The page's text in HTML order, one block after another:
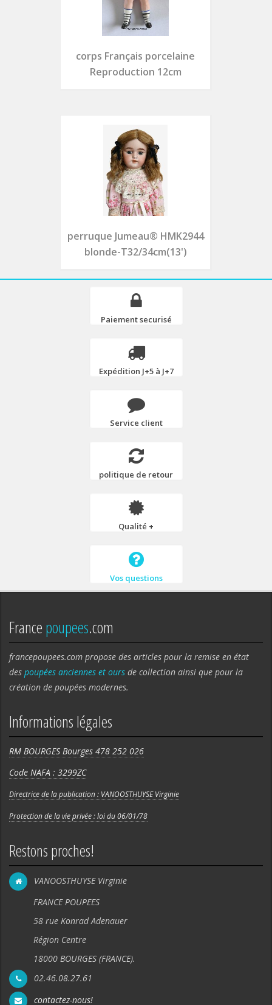
corps Français porcelaine
Reproduction 12cm
perruque Jumeau® HMK2944
blonde-T32/34cm(13')
Paiement securisé
Expédition J+5 à J+7
Service client
politique de retour
Qualité +
Vos questions
Francepoupees.com
francepoupees.com propose des articles pour la remise en état
des poupées anciennes et ours de collection ainsi que pour la
création de poupées modernes.
Informations légales
RM BOURGES Bourges 478 252 026
Code NAFA : 3299ZC
Directrice de la publication : VANOOSTHUYSE Virginie
Protection de la vie privée : loi du 06/01/78
Restons proches!
VANOOSTHUYSE Virginie
FRANCE POUPEES
58 rue Konrad Adenauer
Région Centre
18000 BOURGES (FRANCE).
02.46.08.27.61
contactez-nous!